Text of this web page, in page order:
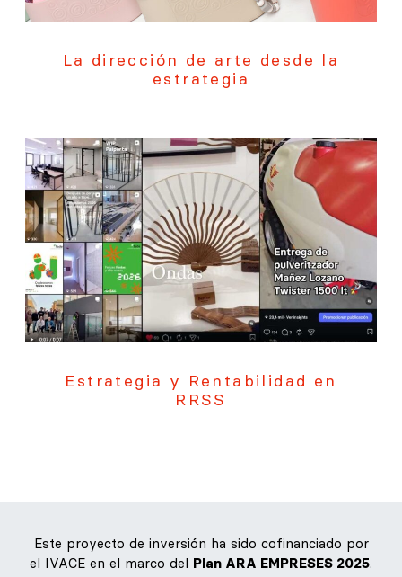
La dirección de arte desde la
estrategia
Estrategia y Rentabilidad en
RRSS
Este proyecto de inversión ha sido cofinanciado por
el IVACE en el marco del Plan ARA EMPRESES 2025.